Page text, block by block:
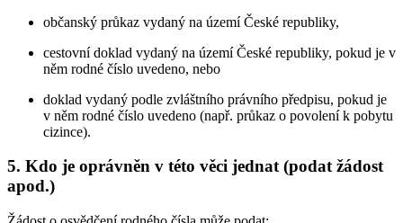
občanský průkaz vydaný na území České republiky,
cestovní doklad vydaný na území České republiky, pokud je v
něm rodné číslo uvedeno, nebo
doklad vydaný podle zvláštního právního předpisu, pokud je
v něm rodné číslo uvedeno (např. průkaz o povolení k pobytu
cizince).
5. Kdo je oprávněn v této věci jednat (podat žádost
apod.)